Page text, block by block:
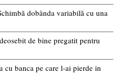
dobânda variabilă cu una
de bine pregatit pentru
banca pe care l-ai pierde in